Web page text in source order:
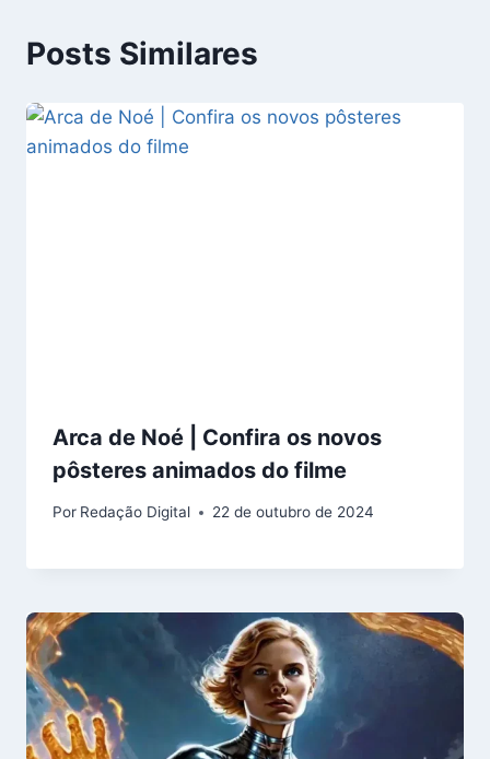
Posts Similares
Arca de Noé | Confira os novos
pôsteres animados do filme
Por Redação Digital 22 de outubro de 2024